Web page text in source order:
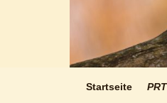
Startseite